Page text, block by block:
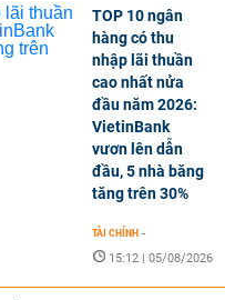
TOP 10 ngân
hàng có thu
nhập lãi thuần
cao nhất nửa
đầu năm 2026:
VietinBank
vươn lên dẫn
đầu, 5 nhà băng
tăng trên 30%
TÀI CHÍNH -
15:12 | 05/08/2026